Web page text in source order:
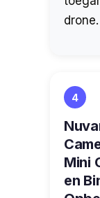
drone.
4
Mini
en